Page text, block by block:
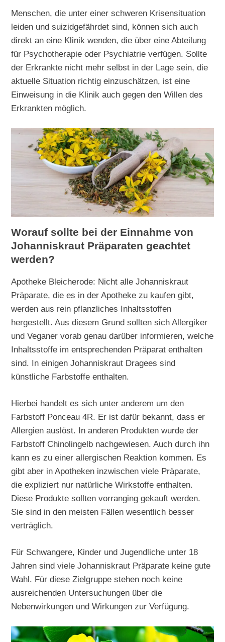
Menschen, die unter einer schweren Krisensituation
leiden und suizidgefährdet sind, können sich auch
direkt an eine Klinik wenden, die über eine Abteilung
für Psychotherapie oder Psychiatrie verfügen. Sollte
der Erkrankte nicht mehr selbst in der Lage sein, die
aktuelle Situation richtig einzuschätzen, ist eine
Einweisung in die Klinik auch gegen den Willen des
Erkrankten möglich.
Worauf sollte bei der Einnahme von
Johanniskraut Präparaten geachtet
werden?
Apotheke Bleicherode: Nicht alle Johanniskraut
Präparate, die es in der Apotheke zu kaufen gibt,
werden aus rein pflanzliches Inhaltsstoffen
hergestellt. Aus diesem Grund sollten sich Allergiker
und Veganer vorab genau darüber informieren, welche
Inhaltsstoffe im entsprechenden Präparat enthalten
sind. In einigen Johanniskraut Dragees sind
künstliche Farbstoffe enthalten.
Hierbei handelt es sich unter anderem um den
Farbstoff Ponceau 4R. Er ist dafür bekannt, dass er
Allergien auslöst. In anderen Produkten wurde der
Farbstoff Chinolingelb nachgewiesen. Auch durch ihn
kann es zu einer allergischen Reaktion kommen. Es
gibt aber in Apotheken inzwischen viele Präparate,
die expliziert nur natürliche Wirkstoffe enthalten.
Diese Produkte sollten vorranging gekauft werden.
Sie sind in den meisten Fällen wesentlich besser
verträglich.
Für Schwangere, Kinder und Jugendliche unter 18
Jahren sind viele Johanniskraut Präparate keine gute
Wahl. Für diese Zielgruppe stehen noch keine
ausreichenden Untersuchungen über die
Nebenwirkungen und Wirkungen zur Verfügung.